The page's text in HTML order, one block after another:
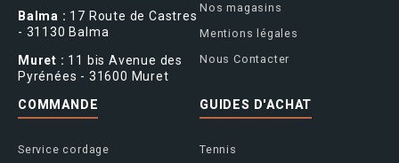
Balma : 17 Route de Castres
- 31130 Balma
Muret : 11 bis Avenue des
Pyrénées - 31600 Muret
Nos magasins
Mentions légales
Nous Contacter
COMMANDE
Service cordage
GUIDES D'ACHAT
Tennis